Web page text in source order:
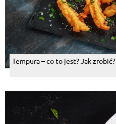
Tempura – co to jest? Jak zrobić?